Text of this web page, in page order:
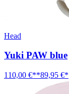
Head
Yuki PAW blue
110,00 €**89,95 €*